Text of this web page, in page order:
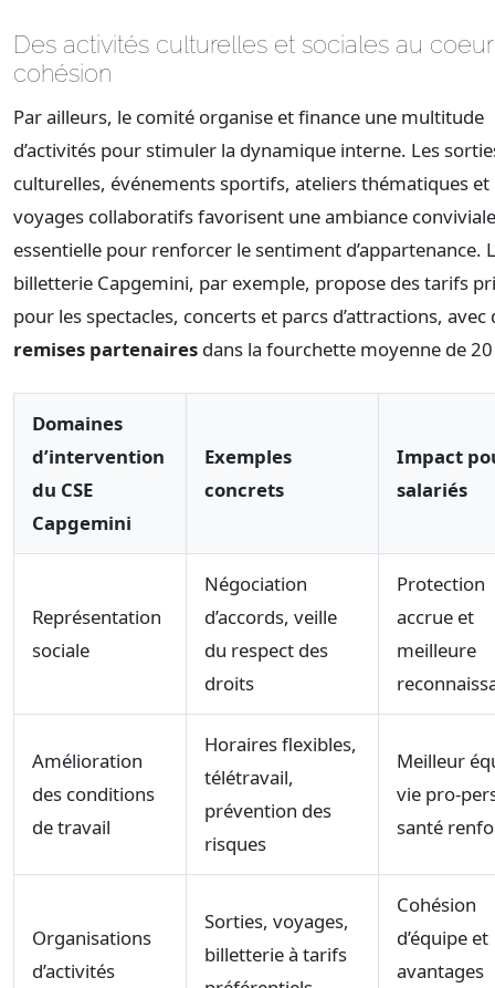
Des activités culturelles et sociales au
cohésion
Par ailleurs, le comité organise et finance une multitude
d’activités pour stimuler la dynamique interne. Les
culturelles, événements sportifs, ateliers thématiques et
voyages collaboratifs favorisent une ambiance
essentielle pour renforcer le sentiment d’appartenance.
billetterie Capgemini, par exemple, propose des tarifs
pour les spectacles, concerts et parcs d’attractions, avec
remises partenaires dans la fourchette moyenne de
Domaines
d’intervention
du CSE
Capgemini
Exemples
concrets
Impact
salariés
Représentation
sociale
Négociation
d’accords, veille
du respect des
droits
Protection
accrue et
meilleure
Amélioration
des conditions
de travail
Horaires flexibles,
télétravail,
prévention des
risques
Meilleur
vie pro-
santé
Organisations
d’activités
Sorties, voyages,
billetterie à tarifs
Cohésion
d’équipe et
avantages